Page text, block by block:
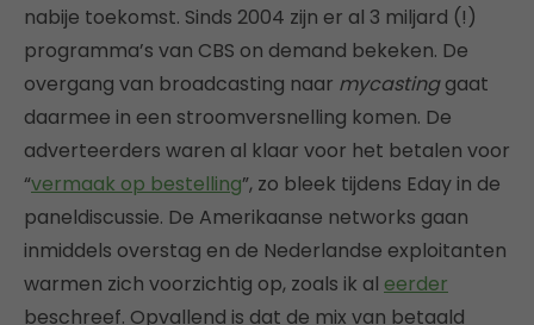
nabije toekomst. Sinds 2004 zijn er al 3 miljard (!)
programma’s van CBS on demand bekeken. De
overgang van broadcasting naar mycastinggaat
daarmee in een stroomversnelling komen. De
adverteerders waren al klaar voor het betalen voor
“vermaak op bestelling”, zo bleek tijdens Eday in de
paneldiscussie. De Amerikaanse networks gaan
inmiddels overstag en de Nederlandse exploitanten
warmen zich voorzichtig op, zoals ik al eerder
beschreef. Opvallend is dat de mix van betaald